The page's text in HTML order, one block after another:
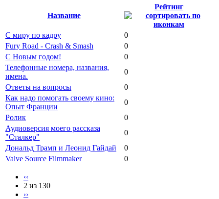
Название
Рейтинг
С миру по кадру
0
Fury Road - Crash & Smash
0
С Новым годом!
0
Телефонные номера, названия,
имена.
0
Ответы на вопросы
0
Как надо помогать своему кино:
Опыт Франции
0
Ролик
0
Аудиоверсия моего рассказа
"Сталкер"
0
Дональд Трамп и Леонид Гайдай
0
Valve Source Filmmaker
0
‹‹
2 из 130
››